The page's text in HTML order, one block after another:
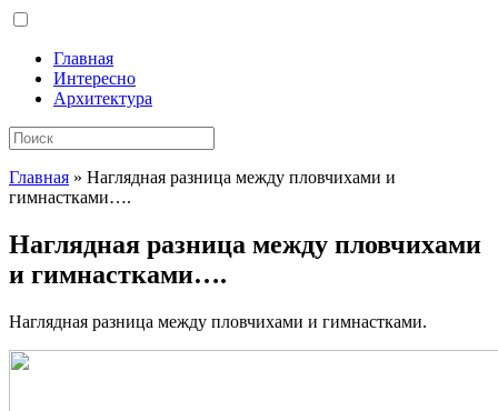
Главная
Интересно
Архитектура
Главная » Наглядная разница между пловчихами и
гимнастками….
Наглядная разница между пловчихами
и гимнастками….
Наглядная разница между пловчихами и гимнастками.